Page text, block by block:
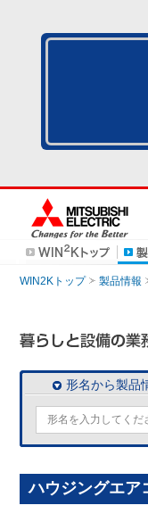
WIN2Kトップ 製品情報
形名から製品
ハウジングエア